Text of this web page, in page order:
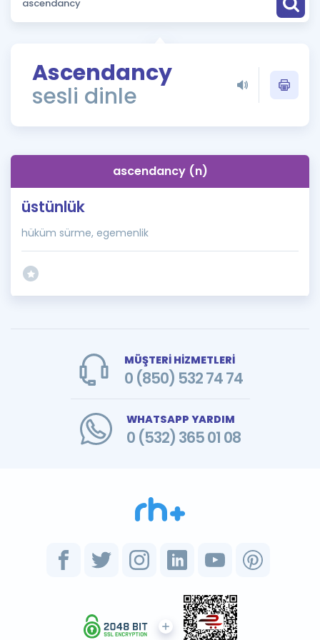
Puan Hesaplama
ÖSYM Sınav Takvimi
Kampanyalar
İngilizce Gramer
Ascendancy
sesli dinle
ascendancy (n)
üstünlük
hüküm sürme, egemenlik
MÜŞTERİ HİZMETLERİ
0 (850) 532 74 74
WHATSAPP YARDIM
0 (532) 365 01 08